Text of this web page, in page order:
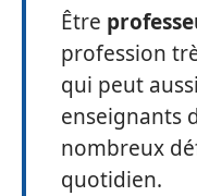
Être
profession
qui peut
enseignants
nombreux
quotidien.